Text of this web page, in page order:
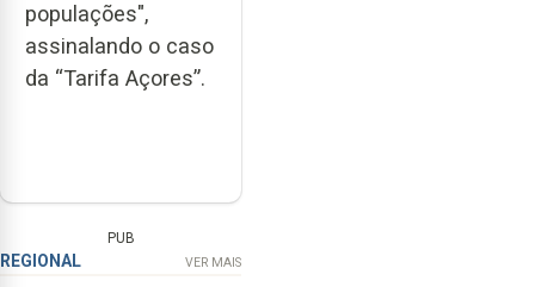
populações",
assinalando o caso
da “Tarifa Açores”.
PUB
REGIONAL VER MAIS